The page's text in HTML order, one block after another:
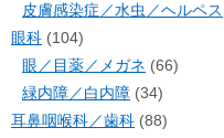
皮膚感染症／水虫／ヘルペス
眼科 (104)
眼／目薬／メガネ (66)
緑内障／白内障 (34)
耳鼻咽喉科／歯科 (88)